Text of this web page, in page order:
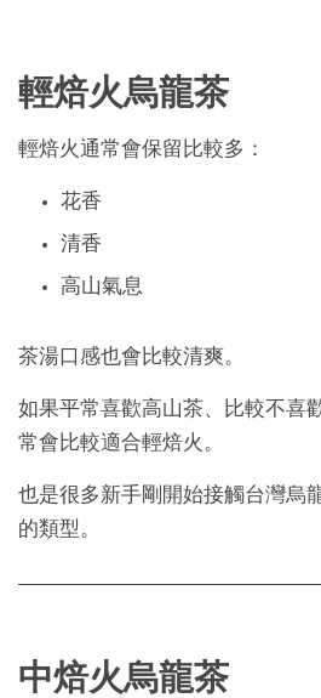
輕焙火烏龍茶
輕焙火通常會保留比較多：
花香
清香
高山氣息
茶湯口感也會比較清爽。
如果平常喜歡高山茶、比較不喜
常會比較適合輕焙火。
也是很多新手剛開始接觸台灣烏
的類型。
中焙火烏龍茶